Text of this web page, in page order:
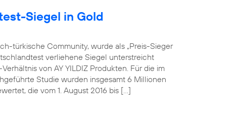
Siegel in Gold
türkische Community, wurde als „Preis-Sieger
verliehene Siegel unterstreicht
von AY YILDIZ Produkten. Für die im
Studie wurden insgesamt 6 Millionen
die vom 1. August 2016 bis […]